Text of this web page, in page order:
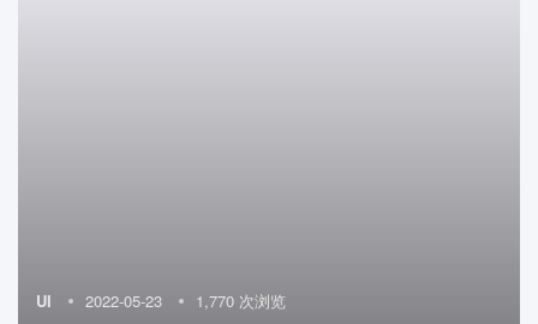
UI 2022-05-23 1,770 次浏览